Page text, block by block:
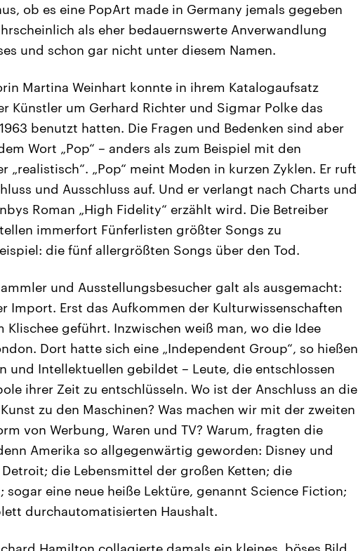
ob es eine PopArt made in Germany jemals gegeben
als eher bedauernswerte Anverwandlung
und schon gar nicht unter diesem Namen.
Martina Weinhart konnte in ihrem Katalogaufsatz
Künstler um Gerhard Richter und Sigmar Polke das
benutzt hatten. Die Fragen und Bedenken sind aber
Wort „Pop“ – anders als zum Beispiel mit den
„realistisch“. „Pop“ meint Moden in kurzen Zyklen. Er ruft
und Ausschluss auf. Und er verlangt nach Charts und
Roman „High Fidelity“ erzählt wird. Die Betreiber
immerfort Fünferlisten größter Songs zu
die fünf allergrößten Songs über den Tod.
und Ausstellungsbesucher galt als ausgemacht:
Import. Erst das Aufkommen der Kulturwissenschaften
Klischee geführt. Inzwischen weiß man, wo die Idee
Dort hatte sich eine „Independent Group“, so hießen
und Intellektuellen gebildet – Leute, die entschlossen
ihrer Zeit zu entschlüsseln. Wo ist der Anschluss an die
zu den Maschinen? Was machen wir mit der zweiten
von Werbung, Waren und TV? Warum, fragten die
Amerika so allgegenwärtig geworden: Disney und
die Lebensmittel der großen Ketten; die
eine neue heiße Lektüre, genannt Science Fiction;
durchautomatisierten Haushalt.